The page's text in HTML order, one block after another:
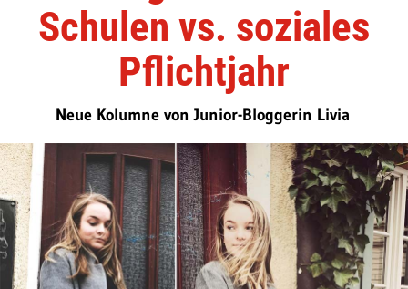
Schulen vs. soziales
Pflichtjahr
Neue Kolumne von Junior-Bloggerin Livia